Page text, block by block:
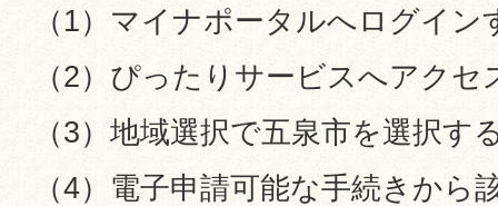
（1）マイナポータルへログイン
（2）ぴったりサービスへアクセ
（3）地域選択で五泉市を選択す
（4）電子申請可能な手続きから